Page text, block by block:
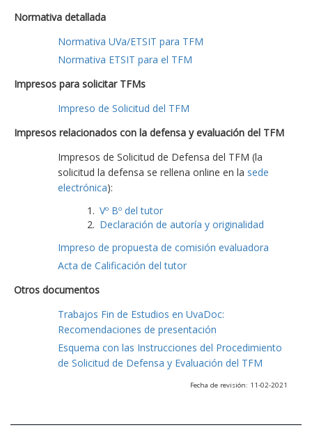
Normativa detallada
Normativa UVa/ETSIT para TFM
Normativa ETSIT para el TFM
Impresos para solicitar TFMs
Impreso de Solicitud del TFM
Impresos relacionados con la defensa y evaluación del TFM
Impresos de Solicitud de Defensa del TFM (la
solicitud la defensa se rellena online en la sede
electrónica):
Vº Bº del tutor
Declaración de autoría y originalidad
Impreso de propuesta de comisión evaluadora
Acta de Calificación del tutor
Otros documentos
Trabajos Fin de Estudios en UvaDoc:
Recomendaciones de presentación
Esquema con las Instrucciones del Procedimiento
de Solicitud de Defensa y Evaluación del TFM
Fecha de revisión: 11-02-2021